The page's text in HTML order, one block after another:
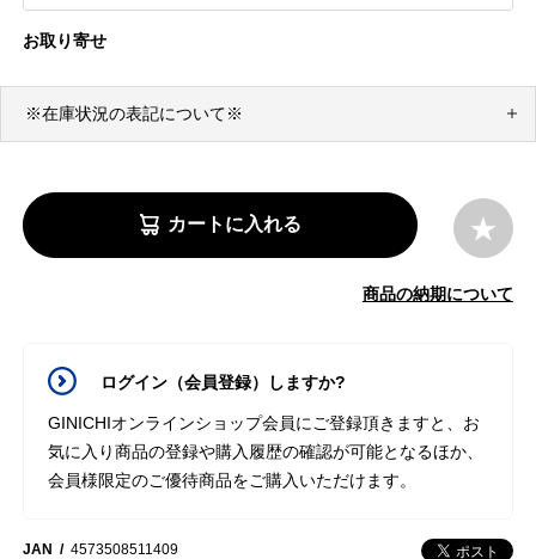
お取り寄せ
※在庫状況の表記について※
カートに入れる
商品の納期について
ログイン（会員登録）しますか?
GINICHIオンラインショップ会員にご登録頂きますと、お
気に入り商品の登録や購入履歴の確認が可能となるほか、
会員様限定のご優待商品をご購入いただけます。
JAN
4573508511409